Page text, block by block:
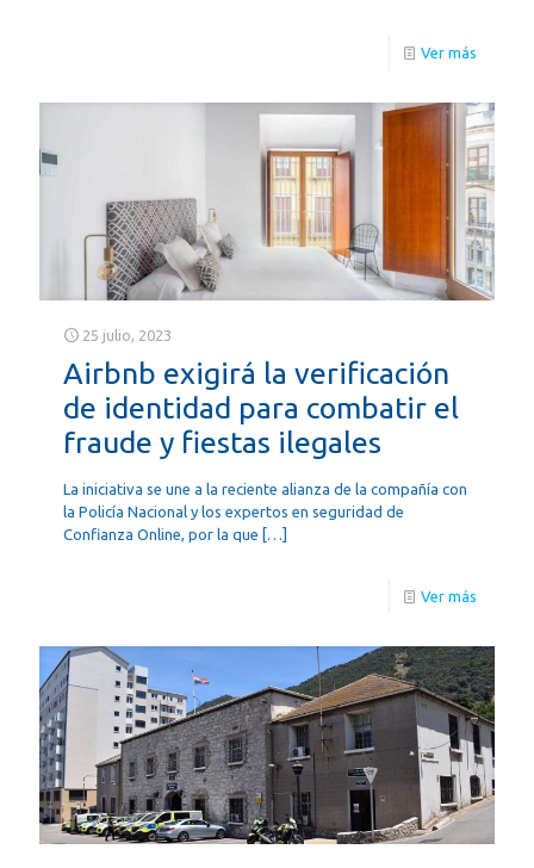
Ver más
25 julio, 2023
Airbnb exigirá la verificación
de identidad para combatir el
fraude y fiestas ilegales
La iniciativa se une a la reciente alianza de la compañía con
la Policía Nacional y los expertos en seguridad de
Confianza Online, por la que […]
Ver más